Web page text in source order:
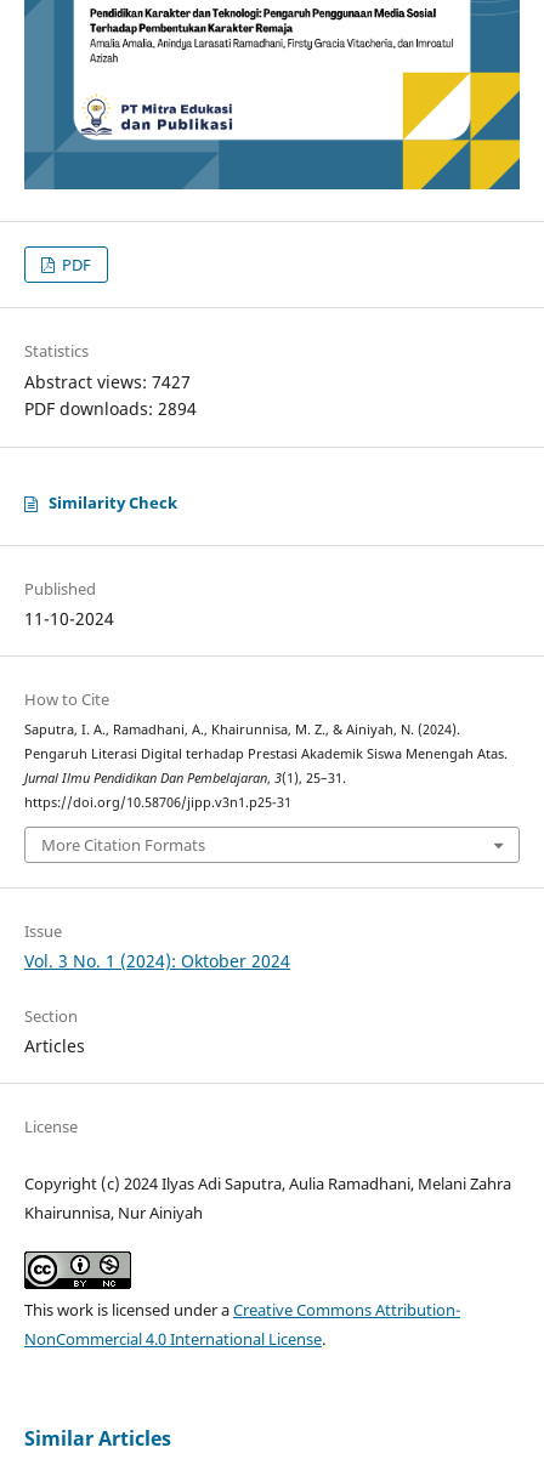
PDF
Statistics
Abstract views: 7427
PDF downloads: 2894
Similarity Check
Published
11-10-2024
How to Cite
Saputra, I. A., Ramadhani, A., Khairunnisa, M. Z., & Ainiyah, N. (2024).
Pengaruh Literasi Digital terhadap Prestasi Akademik Siswa Menengah Atas.
Jurnal Ilmu Pendidikan Dan Pembelajaran, 3(1), 25–31.
https://doi.org/10.58706/jipp.v3n1.p25-31
More Citation Formats
Issue
Vol. 3 No. 1 (2024): Oktober 2024
Section
Articles
License
Copyright (c) 2024 Ilyas Adi Saputra, Aulia Ramadhani, Melani Zahra
Khairunnisa, Nur Ainiyah
This work is licensed under aCreative Commons Attribution-
NonCommercial 4.0 International License.
Similar Articles